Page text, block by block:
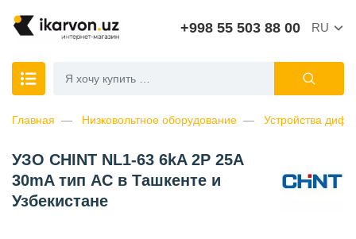
+998 55 503 88 00 RU
Главная Низковольтное оборудование Устройства
УЗО CHINT NL1-63 6kA 2P 25A
30mA тип AC в Ташкенте и
Узбекистане